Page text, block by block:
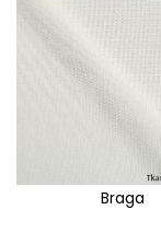
Lush
MajesticBraga